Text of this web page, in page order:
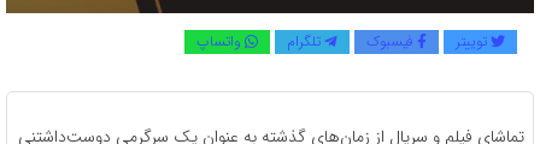
توییتر فیسبوک تلگرام واتساپ
تماشای فیلم و سریال از زمان‌های گذشته به عنوان یک سرگرمی دوست‌داشتنی